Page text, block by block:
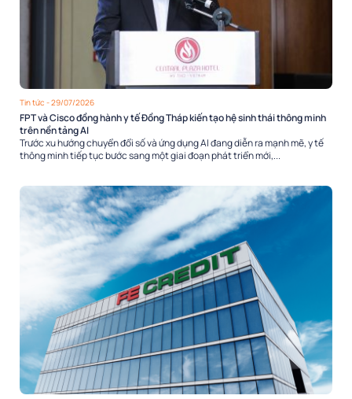
Tin tức - 29/07/2026
FPT và Cisco đồng hành y tế Đồng Tháp kiến tạo hệ sinh thái thông minh
trên nền tảng AI
Trước xu hướng chuyển đổi số và ứng dụng AI đang diễn ra mạnh mẽ, y tế
thông minh tiếp tục bước sang một giai đoạn phát triển mới,...